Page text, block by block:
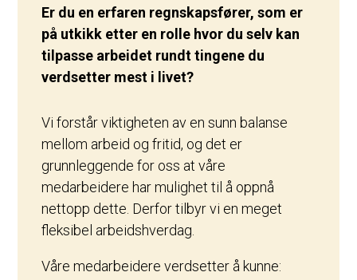
Er du en erfaren regnskapsfører, som er
på utkikk etter en rolle hvor du selv kan
tilpasse arbeidet rundt tingene du
verdsetter mest i livet?
Vi forstår viktigheten av en sunn balanse
mellom arbeid og fritid, og det er
grunnleggende for oss at våre
medarbeidere har mulighet til å oppnå
nettopp dette. Derfor tilbyr vi en meget
fleksibel arbeidshverdag.
Våre medarbeidere verdsetter å kunne: